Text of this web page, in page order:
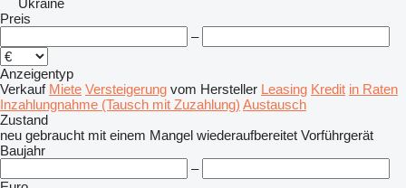
Ukraine
Preis
–
Anzeigentyp
Verkauf Miete Versteigerung vom Hersteller Leasing Kredit in Raten
Inzahlungnahme (Tausch mit Zuzahlung) Austausch
Zustand
neu gebraucht mit einem Mangel wiederaufbereitet Vorführgerät
Baujahr
–